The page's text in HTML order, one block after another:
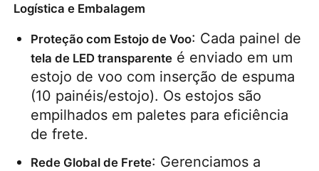
Logística e Embalagem
Proteção com Estojo de Voo
tela de LED transparente é enviado em um
estojo de voo com inserção de espuma
(10 painéis/estojo). Os estojos são
empilhados em paletes para eficiência
de frete.
Rede Global de Frete: Gerenciamos a